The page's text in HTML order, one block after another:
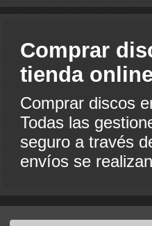
Comprar
tienda
Comprar discos
Todas las
seguro a través
envíos se